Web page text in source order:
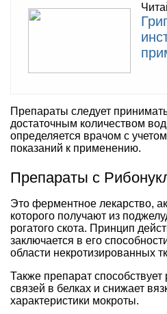
Препараты следует
достаточным количеством
определяется врачом с
показаний к применению.
Препараты с
Это ферментное лекарство,
которого получают из
рогатого скота. Принцип
заключается в его
области некротизированных
Также препарат
связей в белках и снижает
характеристики мокроты.